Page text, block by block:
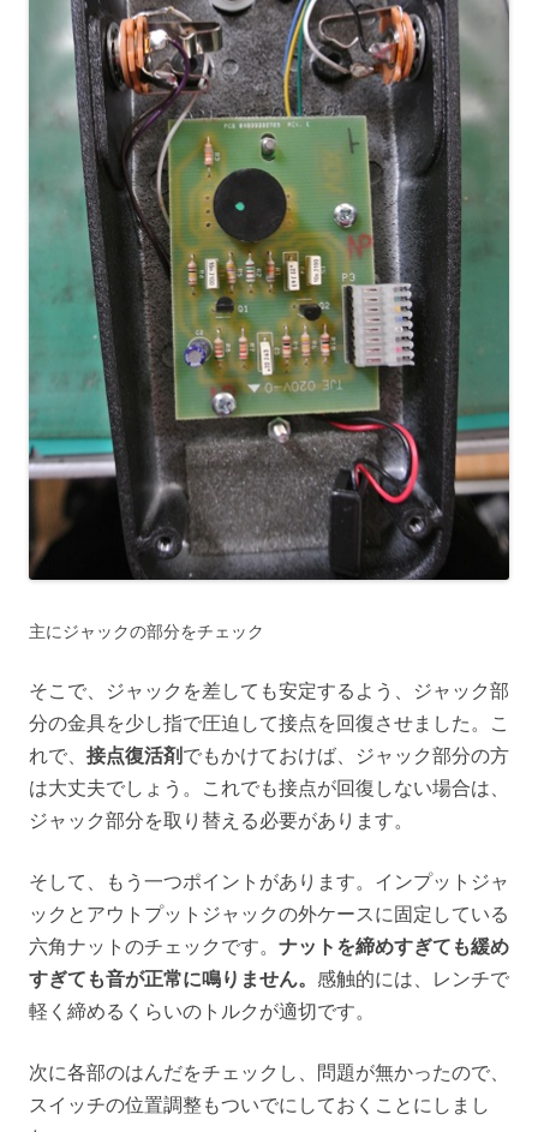
主にジャックの部分をチェック
そこで、ジャックを差しても安定するよう、ジャック部
分の金具を少し指で圧迫して接点を回復させました。こ
れで、 接点復活剤 でもかけておけば、ジャック部分の方
は大丈夫でしょう。これでも接点が回復しない場合は、
ジャック部分を取り替える必要があります。
そして、もう一つポイントがあります。インプットジャ
ックとアウトプットジャックの外ケースに固定している
六角ナットのチェックです。 ナットを締めすぎても緩め
すぎても音が正常に鳴りません。 感触的には、レンチで
軽く締めるくらいのトルクが適切です。
次に各部のはんだをチェックし、問題が無かったので、
スイッチの位置調整もついでにしておくことにしまし